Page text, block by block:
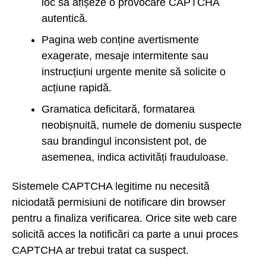
loc să afișeze o provocare CAPTCHA
autentică.
Pagina web conține avertismente
exagerate, mesaje intermitente sau
instrucțiuni urgente menite să solicite o
acțiune rapidă.
Gramatica deficitară, formatarea
neobișnuită, numele de domeniu suspecte
sau brandingul inconsistent pot, de
asemenea, indica activități frauduloase.
Sistemele CAPTCHA legitime nu necesită
niciodată permisiuni de notificare din browser
pentru a finaliza verificarea. Orice site web care
solicită acces la notificări ca parte a unui proces
CAPTCHA ar trebui tratat ca suspect.